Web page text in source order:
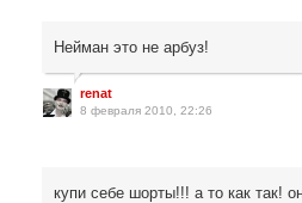
Нейман это не арбуз!
renat
8 февраля 2010, 22:26
купи себе шорты!!! а то как так!